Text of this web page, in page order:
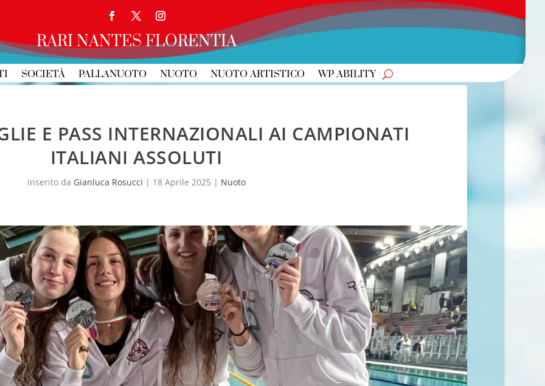
RARI NANTES FLORENTIA
SOCIETÀ PALLANUOTO NUOTO NUOTO ARTISTICO WP ABILITY
E PASS INTERNAZIONALI AI CAMPIONATI
ITALIANI ASSOLUTI
Inserito da Gianluca Rosucci | 18 Aprile 2025 | Nuoto